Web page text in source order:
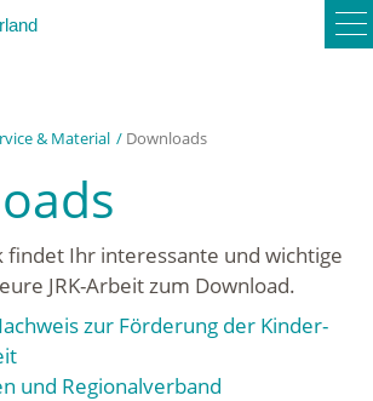
& Material Downloads
findet Ihr interessante und wichtige
JRK-Arbeit zum Download.
zur Förderung der Kinder-
und Regionalverband